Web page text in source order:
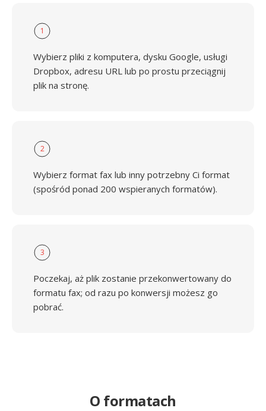
1
Wybierz pliki z komputera, dysku Google, usługi
Dropbox, adresu URL lub po prostu przeciągnij
plik na stronę.
2
Wybierz format fax lub inny potrzebny Ci format
(spośród ponad 200 wspieranych formatów).
3
Poczekaj, aż plik zostanie przekonwertowany do
formatu fax; od razu po konwersji możesz go
pobrać.
O formatach